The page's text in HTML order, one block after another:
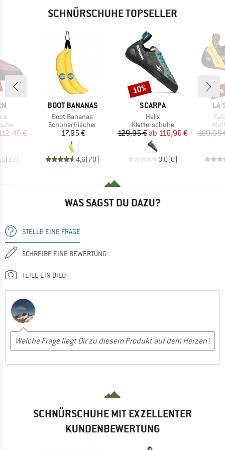
SCHNÜRSCHUHE TOPSELLER
Preis
€
(27)
MARKE
BOOT BANANAS
Artikel
Boot Bananas
Produktgruppe
Schuherfrischer
Preis
17,95 €
4,6(70)
MARKE
SCARPA
Artikel
Helix
Produktgruppe
Kletterschuhe
Preis
129,95 € reduzierter Preis
ab 116,96 €
0,0(0)
Rabatt
10%
LA
169,95
WAS SAGST DU DAZU?
STELLE EINE FRAGE
SCHREIBE EINE BEWERTUNG
TEILE EIN BILD
SCHNÜRSCHUHE MIT EXZELLENTER
KUNDENBEWERTUNG